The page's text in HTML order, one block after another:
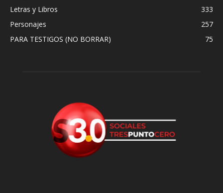
Letras y Libros
333
Personajes
257
PARA TESTIGOS (NO BORRAR)
75